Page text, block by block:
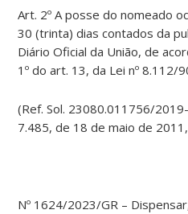
Art. 2º A posse do nomeado
30 (trinta) dias contados da
Diário Oficial da União, de
1º do art. 13, da Lei nº 8.112/
(Ref. Sol. 23080.011756/
7.485, de 18 de maio de
Nº 1624/2023/GR –